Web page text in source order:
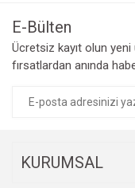
E-Bülten
Ücretsiz kayıt olun
fırsatlardan anında
KURUMSAL